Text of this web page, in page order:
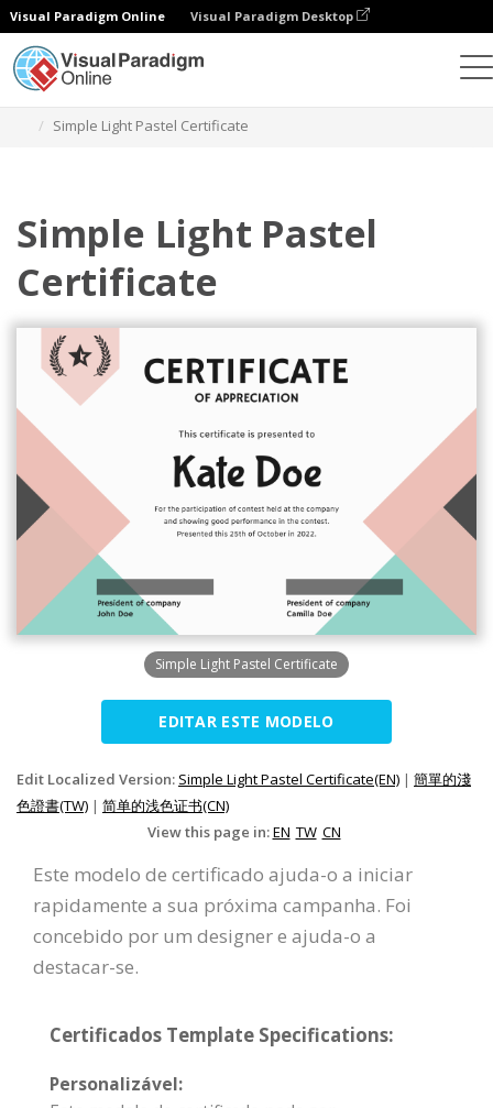
Visual Paradigm Online Visual Paradigm Desktop
Simple Light Pastel Certificate
Simple Light Pastel
Certificate
Simple Light Pastel Certificate
EDITAR ESTE MODELO
Edit Localized Version: Simple Light Pastel Certificate(EN) | 簡單的淺
色證書(TW) | 简单的浅色证书(CN)
View this page in:EN TW CN
Este modelo de certificado ajuda-o a iniciar
rapidamente a sua próxima campanha. Foi
concebido por um designer e ajuda-o a
destacar-se.
Certificados Template Specifications:
Personalizável: